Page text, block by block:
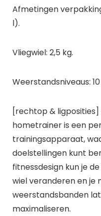
Afmetingen
l).
Vliegwiel: 2,5 kg.
Weerstandsniveaus:
[rechtop &
hometrainer is een
trainingsapparaat,
doelstellingen kunt
fitnessdesign kun je
wiel veranderen en
weerstandsbanden
maximaliseren.